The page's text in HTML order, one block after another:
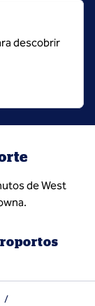
descobrir
de West
/